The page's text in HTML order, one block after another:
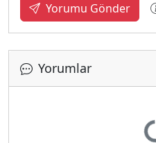
Yorumu Gönder
Yorumlar
Yükleniyor...